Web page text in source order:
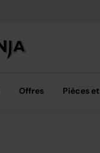
Options de
Offres Pièces